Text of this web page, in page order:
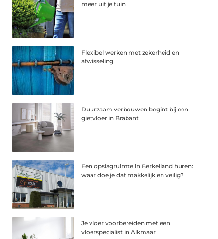
meer uit je tuin
Flexibel werken met zekerheid en
afwisseling
Duurzaam verbouwen begint bij een
gietvloer in Brabant
Een opslagruimte in Berkelland huren:
waar doe je dat makkelijk en veilig?
Je vloer voorbereiden met een
vloerspecialist in Alkmaar